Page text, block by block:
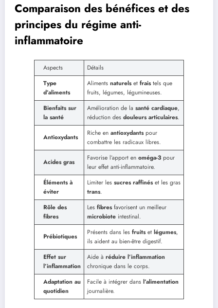
Comparaison des bénéfices et des
principes du régime anti-
inflammatoire
Aspects
Détails
Type
d’aliments
Aliments naturelset fraistels que
fruits, légumes, légumineuses.
Bienfaits sur
la santé
Amélioration de la santé cardiaque,
réduction des douleurs articulaires.
Antioxydants Riche en antioxydantspour
combattre les radicaux libres.
Acides gras Favorise l’apport en oméga-3 pour
leur effet anti-inflammatoire.
Éléments à
éviter
Limiter les sucres raffinéset les gras
trans.
Rôle des
fibres
Les fibresfavorisent un meilleur
microbiote intestinal.
Prébiotiques Présents dans les fruitset légumes,
ils aident au bien-être digestif.
Effet sur
l’inflammation
Aide à réduire l’inflammation
chronique dans le corps.
Adaptation au
quotidien
Facile à intégrer dans l’alimentation
journalière.